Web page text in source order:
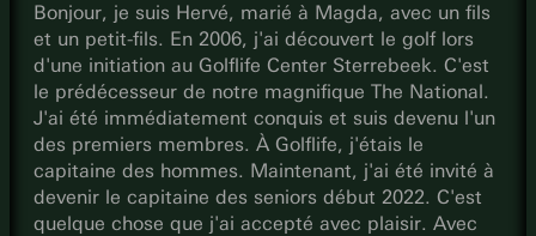
Bonjour, je suis Hervé, marié à Magda, avec un fils
et un petit-fils. En 2006, j'ai découvert le golf lors
d'une initiation au Golflife Center Sterrebeek. C'est
le prédécesseur de notre magnifique The National.
J'ai été immédiatement conquis et suis devenu l'un
des premiers membres. À Golflife, j'étais le
capitaine des hommes. Maintenant, j'ai été invité à
devenir le capitaine des seniors début 2022. C'est
quelque chose que j'ai accepté avec plaisir. Avec